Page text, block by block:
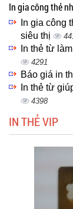
In gia công thẻ
In gia công
siêu thị
In thẻ từ
4291
Báo giá in
In thẻ từ
4398
IN THẺ VIP